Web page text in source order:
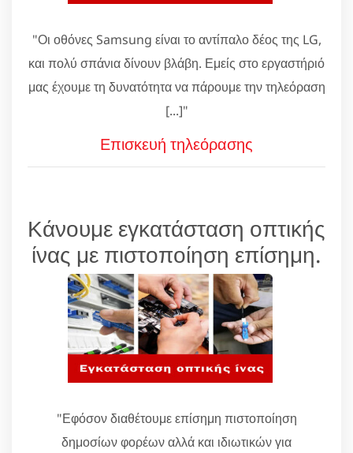
"Οι οθόνες Samsung είναι το αντίπαλο δέος της LG,
και πολύ σπάνια δίνουν βλάβη. Εμείς στο εργαστήριό
μας έχουμε τη δυνατότητα να πάρουμε την τηλεόραση
[...]"
Επισκευή τηλεόρασης
Κάνουμε εγκατάσταση οπτικής
ίνας με πιστοποίηση επίσημη.
"Εφόσον διαθέτουμε επίσημη πιστοποίηση
δημοσίων φορέων αλλά και ιδιωτικών για